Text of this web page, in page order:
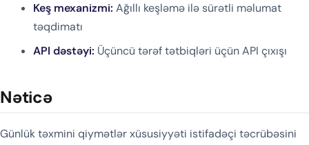
Keş mexanizmi: Ağıllı keşləmə ilə sürətli məlumat
təqdimatı
API dəstəyi: Üçüncü tərəf tətbiqləri üçün API çıxışı
Nəticə
Günlük təxmini qiymətlər xüsusiyyəti istifadəçi təcrübəsini